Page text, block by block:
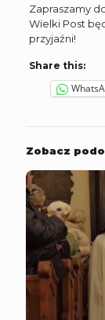
Zapraszamy
Wielki Post
przyjaźni!
Share this:
Zobacz